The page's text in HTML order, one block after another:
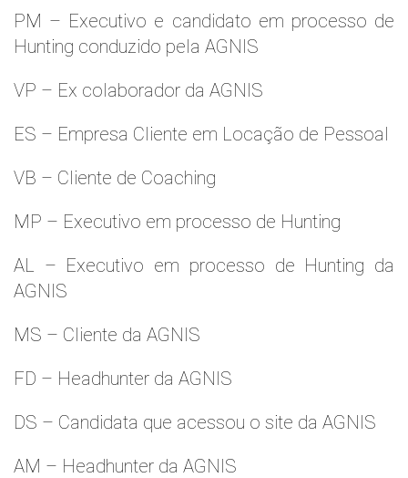
PM – Executivo e candidato em processo de
Hunting conduzido pela AGNIS
VP – Ex colaborador da AGNIS
ES – Empresa Cliente em Locação de Pessoal
VB – Cliente de Coaching
MP – Executivo em processo de Hunting
AL – Executivo em processo de Hunting da
AGNIS
MS – Cliente da AGNIS
FD – Headhunter da AGNIS
DS – Candidata que acessou o site da AGNIS
AM – Headhunter da AGNIS